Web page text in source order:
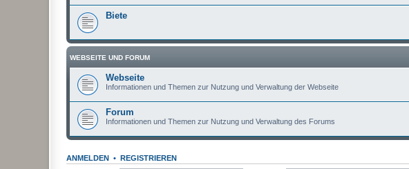
Biete
WEBSEITE UND FORUM
Webseite
Informationen und Themen zur Nutzung und Verwaltung der Webseite
Forum
Informationen und Themen zur Nutzung und Verwaltung des Forums
ANMELDEN • REGISTRIEREN